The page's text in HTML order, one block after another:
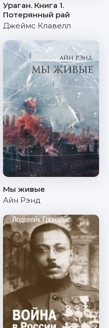
Ураган. Книга 1.
Потерянный рай
Джеймс Клавелл
Мы живые
Айн Рэнд